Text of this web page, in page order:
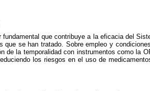
que contribuye a la eficacia del
que se han tratado. Sobre empleo y
de la temporalidad con instrumentos como la
los riesgos en el uso de